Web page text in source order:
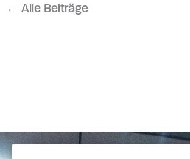
← Alle Beiträge